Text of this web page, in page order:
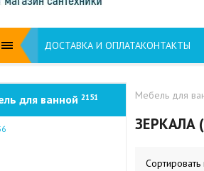
ДОСТАВКА И ОПЛАТАКОНТАКТЫ
для ванной 2151 Мебель для
ЗЕРКАЛА
Сортировать